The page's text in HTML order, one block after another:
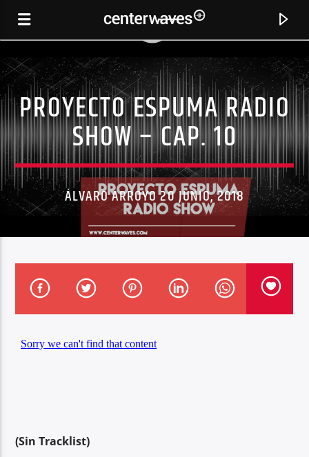
YAGUDKY (BEDOUIN EDIT)
DAKHABRAKHA
PROYECTO ESPUMA RADIO
SHOW – CAP. 10
ÁLVARO ARROYO 20 JUNIO, 2018
(Sin Tracklist)